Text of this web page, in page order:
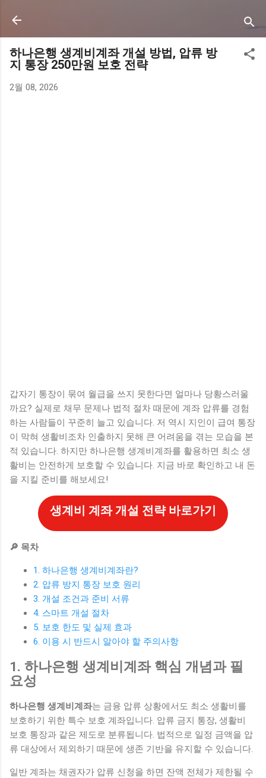
하나은행 생계비계좌 개설 방법, 압류 방
지 통장 250만원 보호 전략
2월 08, 2026
갑자기 통장이 묶여 월급을 쓰지 못한다면 얼마나 당황스러울
까요? 실제로 채무 문제나 법적 절차 때문에 계좌 압류를 경험
하는 사람들이 꾸준히 늘고 있습니다. 저 역시 지인이 급여 통장
이 막혀 생활비조차 인출하지 못해 큰 어려움을 겪는 모습을 본
적 있습니다. 하지만 하나은행 생계비계좌를 활용하면 최소 생
활비는 안전하게 보호할 수 있습니다. 지금 바로 확인하고 내 돈
을 지킬 준비를 해보세요!
생계비 계좌 개설 전략 바로가기
🔎 목차
1. 하나은행 생계비계좌란?
2. 압류 방지 통장 보호 원리
3. 개설 조건과 준비 서류
4. 스마트 개설 절차
5. 보호 한도 및 실제 효과
6. 이용 시 반드시 알아야 할 주의사항
1. 하나은행 생계비계좌 핵심 개념과 필
요성
하나은행 생계비계좌는 금융 압류 상황에서도 최소 생활비를
보호하기 위한 특수 보호 계좌입니다. 압류 금지 통장, 생활비
보호 통장과 같은 제도로 분류됩니다. 법적으로 일정 금액을 압
류 대상에서 제외하기 때문에 생존 기반을 유지할 수 있습니다.
일반 계좌는 채권자가 압류 신청을 하면 잔액 전체가 제한될 수